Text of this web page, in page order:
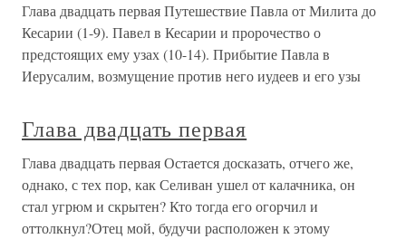
Глава двадцать первая Путешествие Павла от Милита до
Кесарии (1-9). Павел в Кесарии и пророчество о
предстоящих ему узах (10-14). Прибытие Павла в
Иерусалим, возмущение против него иудеев и его узы
Глава двадцать первая
Глава двадцать первая Остается досказать, отчего же,
однако, с тех пор, как Селиван ушел от калачника, он
стал угрюм и скрытен? Кто тогда его огорчил и
оттолкнул?Отец мой, будучи расположен к этому